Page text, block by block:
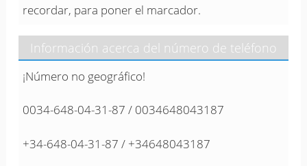
recordar, para poner el marcador.
Información acerca del número de teléfono
¡Número no geográfico!
0034-648-04-31-87 / 0034648043187
+34-648-04-31-87 / +34648043187